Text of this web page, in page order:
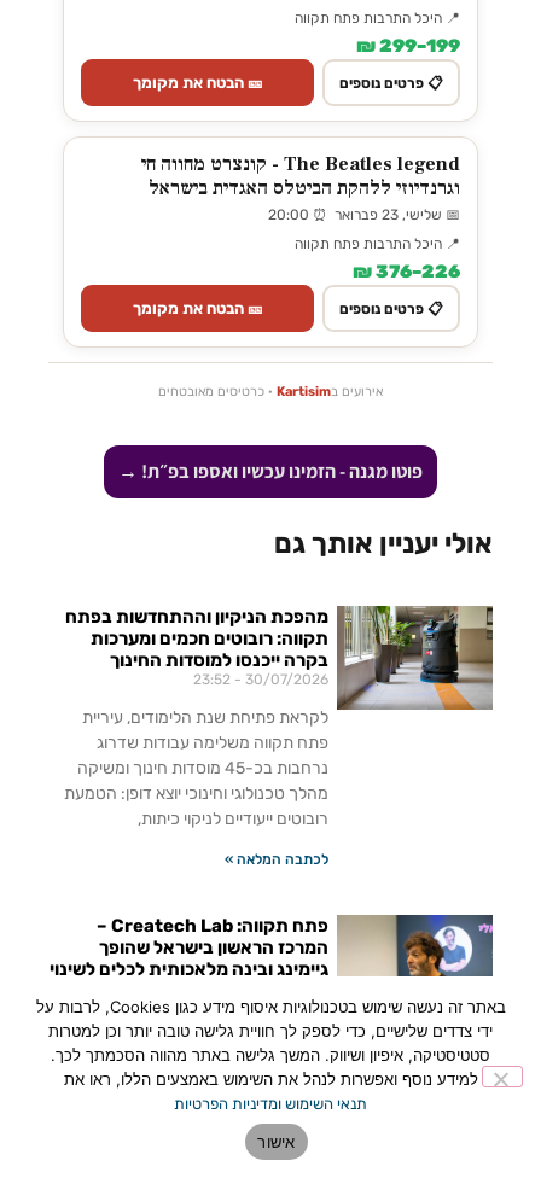
📍 היכל התרבות פתח תקווה
199–299 ₪
📋 פרטים נוספים 🎫 הבטח את מקומך
The Beatles legend - קונצרט מחווה חי
וגרנדיוזי ללהקת הביטלס האגדית בישראל
📅 שלישי, 23 פברואר ⏰ 20:00
📍 היכל התרבות פתח תקווה
226–376 ₪
📋 פרטים נוספים 🎫 הבטח את מקומך
אירועים בKartisim · כרטיסים מאובטחים
פוטו מגנה - הזמינו עכשיו ואספו בפ״ת! →
אולי יעניין אותך גם
מהפכת הניקיון וההתחדשות בפתח
תקווה: רובוטים חכמים ומערכות
בקרה ייכנסו למוסדות החינוך
30/07/2026
לקראת פתיחת שנת הלימודים, עיריית
פתח תקווה משלימה עבודות שדרוג
נרחבות בכ-45 מוסדות חינוך ומשיקה
מהלך טכנולוגי וחינוכי יוצא דופן: הטמעת
רובוטים ייעודיים לניקוי כיתות,
לכתבה המלאה »
פתח תקווה: Createch Lab –
המרכז הראשון בישראל שהופך
גיימינג ובינה מלאכותית לכלים לשינוי
15/07/2026
פתח תקווה השיקה את Createch Lab –
המרכז הראשון בישראל שמחבר בין
גיימינג, בינה מלאכותית וכלכלת היוצרים
לטיפול באתגרים חברתיים כמו חרמות,
בדידות ובריאות נפשית.
באתר זה נעשה שימוש בטכנולוגיות איסוף מידע כגון Cookies, לרבות על
ידי צדדים שלישיים, כדי לספק לך חוויית גלישה טובה יותר וכן למטרות
סטטיסטיקה, איפיון ושיווק. המשך גלישה באתר מהווה הסכמתך לכך.
למידע נוסף ואפשרות לנהל את השימוש באמצעים הללו, ראו את
תנאי השימוש ומדיניות הפרטיות
אישור